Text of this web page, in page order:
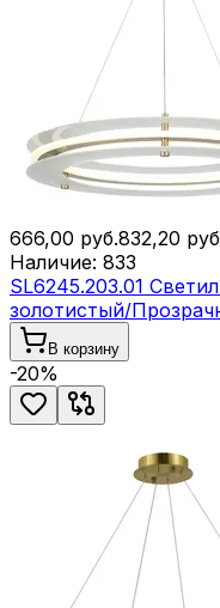
666,00 руб.832,20
Наличие: 833
SL6245.203.01
золотистый/
В корзину
-20%